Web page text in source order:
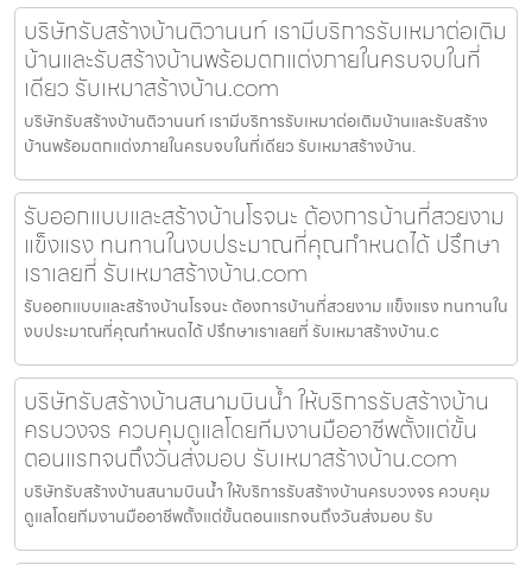
บริษัทรับสร้างบ้านติวานนท์ เรามีบริการรับเหมาต่อเติม
บ้านและรับสร้างบ้านพร้อมตกแต่งภายในครบจบในที่
เดียว รับเหมาสร้างบ้าน.com
บริษัทรับสร้างบ้านติวานนท์ เรามีบริการรับเหมาต่อเติมบ้านและรับสร้าง
บ้านพร้อมตกแต่งภายในครบจบในที่เดียว รับเหมาสร้างบ้าน.
รับออกแบบและสร้างบ้านโรจนะ ต้องการบ้านที่สวยงาม
แข็งแรง ทนทานในงบประมาณที่คุณกำหนดได้ ปรึกษา
เราเลยที่ รับเหมาสร้างบ้าน.com
รับออกแบบและสร้างบ้านโรจนะ ต้องการบ้านที่สวยงาม แข็งแรง ทนทานใน
งบประมาณที่คุณกำหนดได้ ปรึกษาเราเลยที่ รับเหมาสร้างบ้าน.c
บริษัทรับสร้างบ้านสนามบินน้ำ ให้บริการรับสร้างบ้าน
ครบวงจร ควบคุมดูแลโดยทีมงานมืออาชีพตั้งแต่ขั้น
ตอนแรกจนถึงวันส่งมอบ รับเหมาสร้างบ้าน.com
บริษัทรับสร้างบ้านสนามบินน้ำ ให้บริการรับสร้างบ้านครบวงจร ควบคุม
ดูแลโดยทีมงานมืออาชีพตั้งแต่ขั้นตอนแรกจนถึงวันส่งมอบ รับ